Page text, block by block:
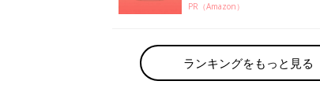
赤ちゃん・育児の人気テーマ
育児日記・マンガ